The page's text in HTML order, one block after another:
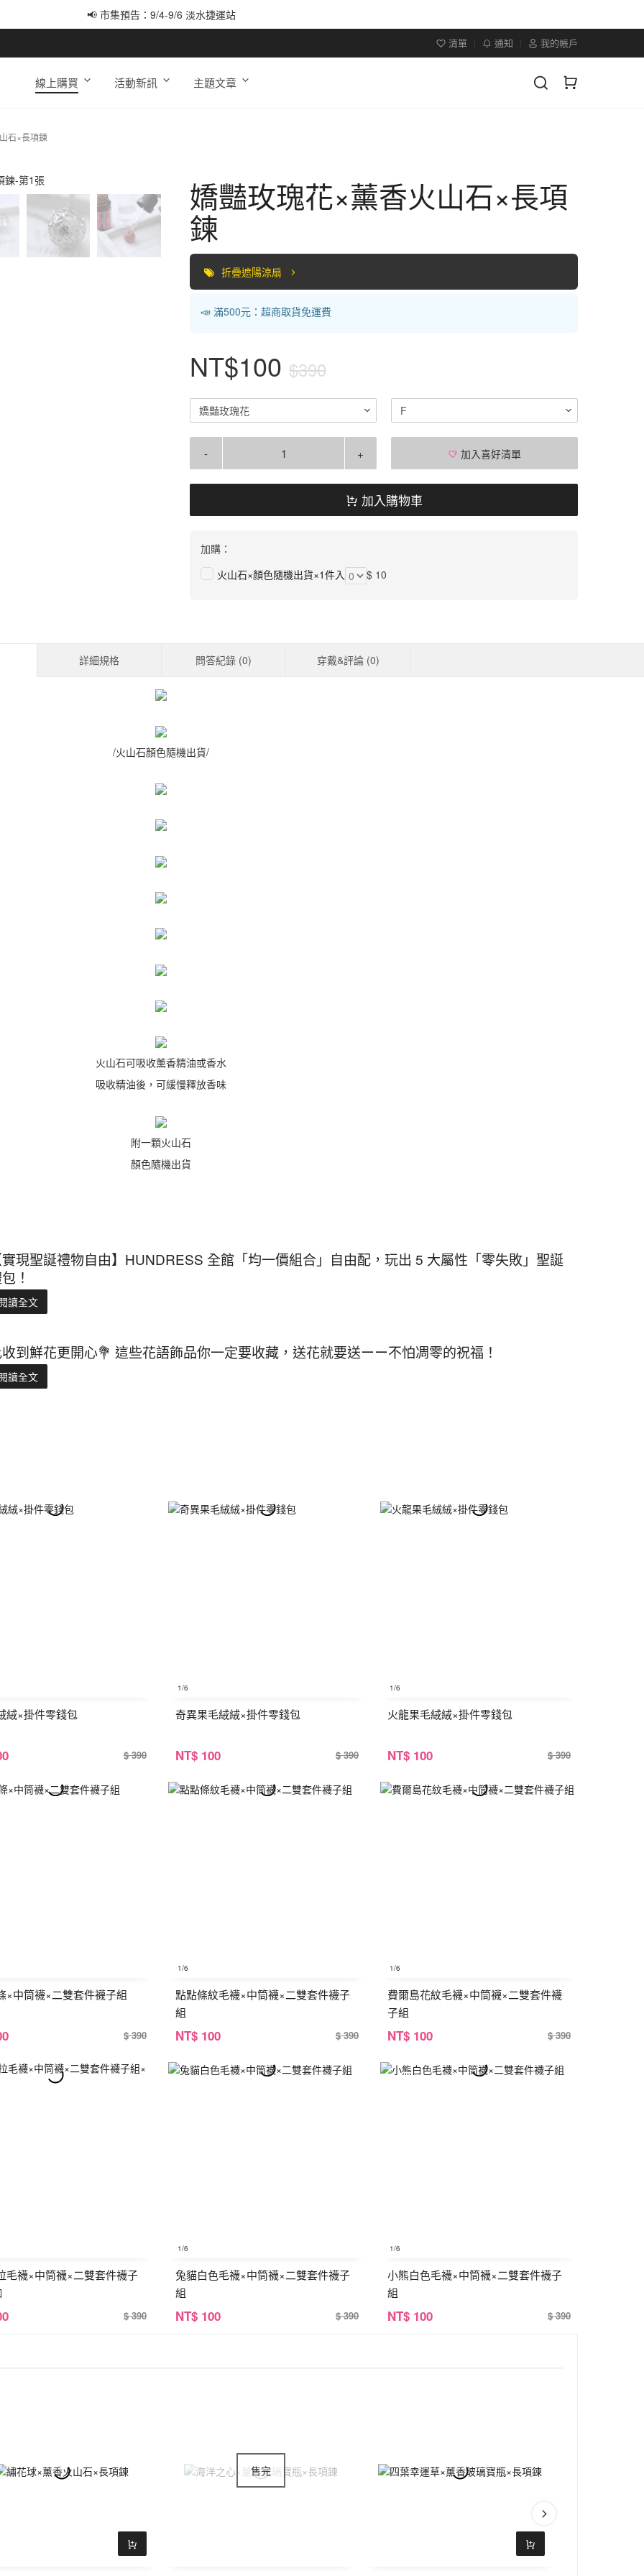
📢 市集預告：9/4-9/6 淡水捷運站
清單 通知 我的帳戶
線上購買 活動新訊 主題文章
石×長項鍊
嬌豔玫瑰花×薰香火山石×長項
鍊
折疊遮陽涼扇
📣 滿500元：超商取貨免運費
NT$100 $390
嬌豔玫瑰花 F
- + 加入喜好清單
加入購物車
加購：
火山石×顏色隨機出貨×1件入
$ 10
詳細規格 問答紀錄 (0) 穿戴&評論 (0)
/火山石顏色隨機出貨/
火山石可吸收薰香精油或香水
吸收精油後，可緩慢釋放香味
附一顆火山石
顏色隨機出貨
現聖誕禮物自由】HUNDRESS 全館「均一價組合」自由配，玩出 5 大屬性「零失敗」聖誕
！
讀全文
到鮮花更開心💐 這些花語飾品你一定要收藏，送花就要送ーー不怕凋零的祝福！
讀全文
絨×掛件零錢包
$ 390
1/6
奇異果毛絨絨×掛件零錢包
NT$ 100 $ 390
1/6
火龍果毛絨絨×掛件零錢包
NT$ 100 $ 390
×中筒襪×二雙套件襪子組
$ 390
1/6
點點條紋毛襪×中筒襪×二雙套件襪子
組
NT$ 100 $ 390
1/6
費爾島花紋毛襪×中筒襪×二雙套件襪
子組
NT$ 100 $ 390
毛襪×中筒襪×二雙套件襪子
$ 390
1/6
兔貓白色毛襪×中筒襪×二雙套件襪子
組
NT$ 100 $ 390
1/6
小熊白色毛襪×中筒襪×二雙套件襪子
組
NT$ 100 $ 390